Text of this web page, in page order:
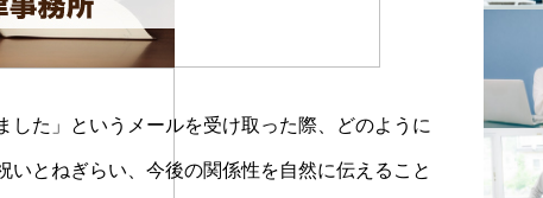
た」というメールを受け取った際、どのように
とねぎらい、今後の関係性を自然に伝えること